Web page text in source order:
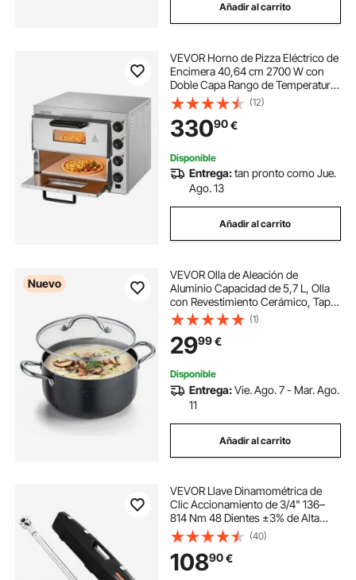
Añadir al carrito
VEVOR Horno de Pizza Eléctrico de
Encimera 40,64 cm 2700 W con
Doble Capa Rango de Temperatura
Ajustable de 50 - 350 °C
Construcción de Acero Inoxidable
con Piedra y Asa para Restaurante,
Hogar
(12)
33090€
Disponible
Entrega:tan pronto como Jue.
Ago. 13
Añadir al carrito
Nuevo
VEVOR Olla de Aleación de
Aluminio Capacidad de 5,7 L, Olla
con Revestimiento Cerámico, Tapa
de Vidrio, Base de 2 Capas y Asas
Soldadas Reforzadas, Fácil de
Transportar, Ideal para Sopas,
Guisos
(1)
2999€
Disponible
Entrega:Vie. Ago. 7 - Mar. Ago.
11
Añadir al carrito
VEVOR Llave Dinamométrica de
Clic Accionamiento de 3/4" 136–
814 Nm 48 Dientes ±3% de Alta
Precisión Juego de Llaves
Dinamométricas de Doble Dirección
con Escalas de Doble Rango para
Reparación
(40)
10890€